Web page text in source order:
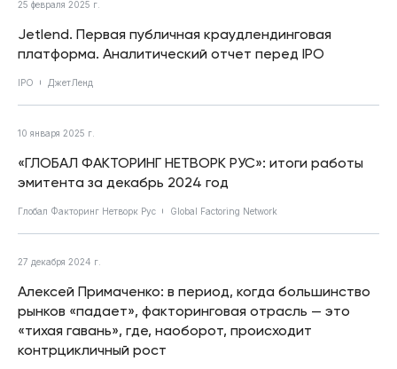
25 февраля 2025 г.
Jetlend. Первая публичная краудлендинговая
платформа. Аналитический отчет перед IPO
IPO ДжетЛенд
10 января 2025 г.
«ГЛОБАЛ ФАКТОРИНГ НЕТВОРК РУС»: итоги работы
эмитента за декабрь 2024 год
Глобал Факторинг Нетворк Рус Global Factoring Network
27 декабря 2024 г.
Алексей Примаченко: в период, когда большинство
рынков «падает», факторинговая отрасль — это
«тихая гавань», где, наоборот, происходит
контрцикличный рост